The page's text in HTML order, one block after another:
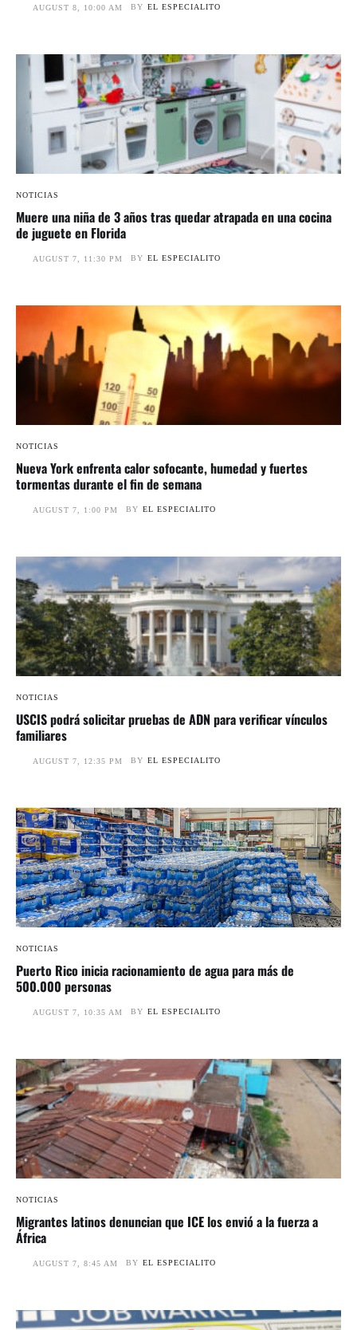
AUGUST 8, 10:00 AM BY EL ESPECIALITO
NOTICIAS
Muere una niña de 3 años tras quedar atrapada en una cocina
de juguete en Florida
AUGUST 7, 11:30 PM BY EL ESPECIALITO
NOTICIAS
Nueva York enfrenta calor sofocante, humedad y fuertes
tormentas durante el fin de semana
AUGUST 7, 1:00 PM BY EL ESPECIALITO
NOTICIAS
USCIS podrá solicitar pruebas de ADN para verificar vínculos
familiares
AUGUST 7, 12:35 PM BY EL ESPECIALITO
NOTICIAS
Puerto Rico inicia racionamiento de agua para más de
500.000 personas
AUGUST 7, 10:35 AM BY EL ESPECIALITO
NOTICIAS
Migrantes latinos denuncian que ICE los envió a la fuerza a
África
AUGUST 7, 8:45 AM BY EL ESPECIALITO